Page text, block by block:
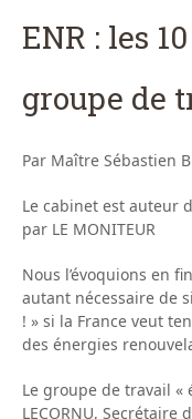
ENR : les
groupe de
Par Maître Sébastien
Le cabinet est auteur
par LE MONITEUR
Nous l’évoquions en
autant nécessaire de
! » si la France veut
des énergies
Le groupe de travail «
LECORNU, Secrétaire